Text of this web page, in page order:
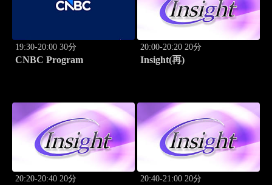
19:30-20:00 30分
CNBC Program
20:00-20:20 20分
Insight(再)
20:20-20:40 20分 20:40-21:00 20分